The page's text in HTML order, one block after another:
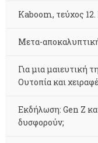
Kaboom, τεύχος
Μετα-
Για μια μαιευτική
Ουτοπία και
Εκδήλωση: Gen Z
δυσφορούν;